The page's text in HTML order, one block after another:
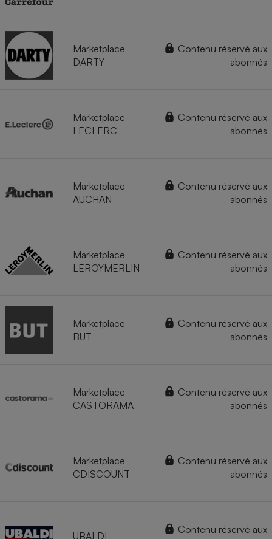
Marketplace
DARTY
Contenu réservé aux
abonnés
Marketplace
LECLERC
Contenu réservé aux
abonnés
Marketplace
AUCHAN
Contenu réservé aux
abonnés
Marketplace
LEROYMERLIN
Contenu réservé aux
abonnés
Marketplace
BUT
Contenu réservé aux
abonnés
Marketplace
CASTORAMA
Contenu réservé aux
abonnés
Marketplace
CDISCOUNT
Contenu réservé aux
abonnés
UBALDI
Contenu réservé aux